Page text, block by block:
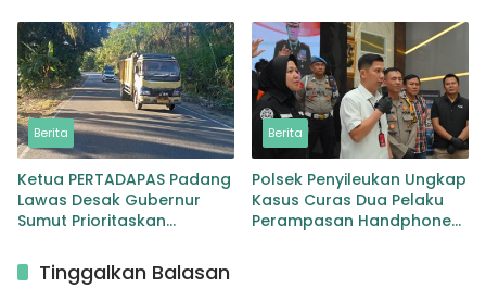
Lingga Bayu
Berita
Ketua PERTADAPAS Padang
Lawas Desak Gubernur
Sumut Prioritaskan
Sibuhuan–Gunungtua
Berita
Polsek Penyileukan Ungkap
Kasus Curas Dua Pelaku
Perampasan Handphone
Tinggalkan Balasan